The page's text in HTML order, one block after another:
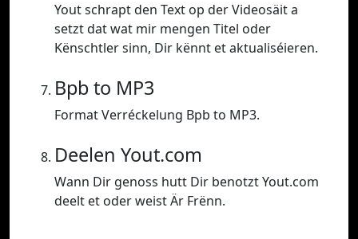
Yout schrapt den Text op der Videosäit a
setzt dat wat mir mengen Titel oder
Kënschtler sinn, Dir kënnt et aktualiséieren.
Bpb to MP3
Format Verréckelung Bpb to MP3.
Deelen Yout.com
Wann Dir genoss hutt Dir benotzt Yout.com
deelt et oder weist Är Frënn.